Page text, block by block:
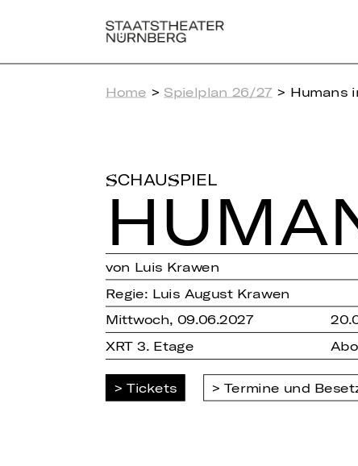
Home > Spielplan 26/27 > Humans
SCHAUSPIEL
von Luis Krawen
Regie: Luis August Krawen
Mittwoch, 09.06.2027
XRT 3. Etage
Tickets Termine und